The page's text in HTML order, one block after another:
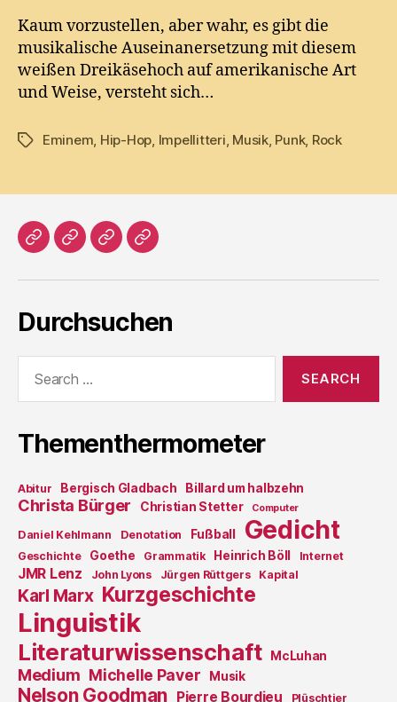
Eminem
Kaum vorzustellen, aber wahr, es gibt die
musikalische Auseinanersetzung mit diesem
weißen Dreikäsehoch auf amerikanische Art
und Weise, versteht sich…
TagsEminem Hip-Hop Impellitteri Musik, Punk, Rock
HomeLiteratur
ProsaImpressum
Durchsuchen
Thementhermometer
Abitur Bergisch Gladbach Billard um halbzehn
Christa Bürger Christian Stetter Computer
Daniel Kehlmann Denotation Fußball Gedicht
Geschichte Goethe Grammatik Heinrich Böll Internet
JMR Lenz John Lyons Jürgen Rüttgers Kapital
Karl Marx Kurzgeschichte
Linguistik
Literaturwissenschaft McLuhan
Medium Michelle Paver Musik
Nelson Goodman Pierre Bourdieu
Plüschtier